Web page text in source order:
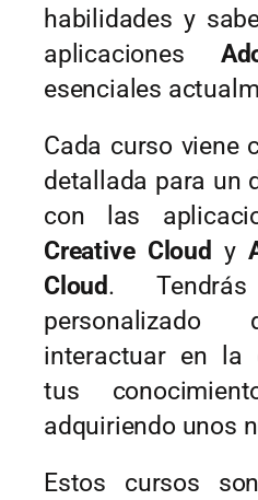
habilidades y
aplicaciones
esenciales
Cada curso viene
detallada para un
con las
Creative Cloud y
Cloud.
personalizado
interactuar en la
tus
adquiriendo unos
Estos cursos